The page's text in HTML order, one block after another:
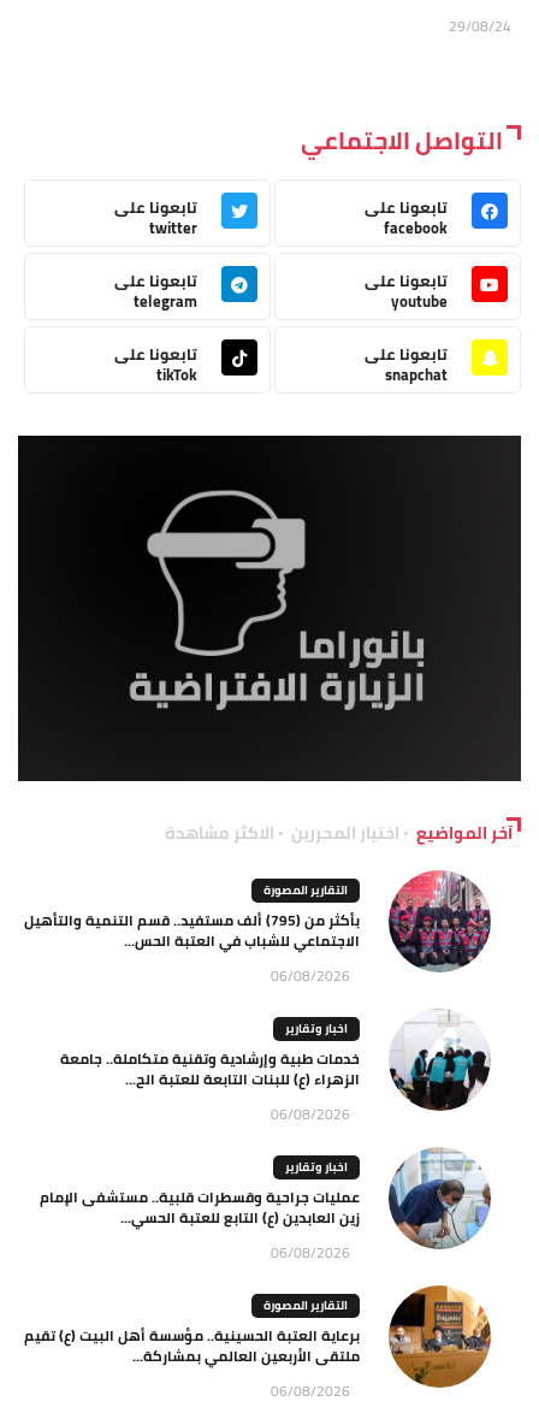
29/08/24
التواصل الاجتماعي
تابعونا على
facebook
تابعونا على
twitter
تابعونا على
youtube
تابعونا على
telegram
تابعونا على
snapchat
تابعونا على
tikTok
آخر المواضيع اختيار المحررين الاكثر مشاهدة
التقارير المصورة
بأكثر من (795) ألف مستفيد.. قسم التنمية والتأهيل
الاجتماعي للشباب في العتبة الحس...
06/08/2026
اخبار وتقارير
خدمات طبية وإرشادية وتقنية متكاملة.. جامعة
الزهراء (ع) للبنات التابعة للعتبة الح...
06/08/2026
اخبار وتقارير
عمليات جراحية وقسطرات قلبية.. مستشفى الإمام
زين العابدين (ع) التابع للعتبة الحسي...
06/08/2026
التقارير المصورة
برعاية العتبة الحسينية.. مؤسسة أهل البيت (ع) تقيم
ملتقى الأربعين العالمي بمشاركة...
06/08/2026